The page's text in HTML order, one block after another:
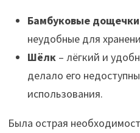
Бамбуковые дощечки
неудобные для
Шёлк – лёгкий и
делало его
использования.
Была острая